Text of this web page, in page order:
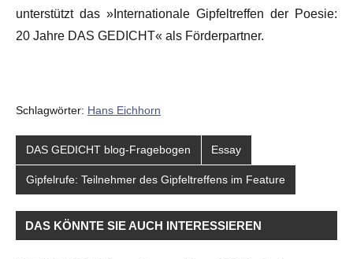
unterstützt das »Internationale Gipfeltreffen der Poesie:
20 Jahre DAS GEDICHT« als Förderpartner.
Schlagwörter: Hans Eichhorn
DAS GEDICHT blog-Fragebogen Essay
Gipfelrufe: Teilnehmer des Gipfeltreffens im Feature
DAS KÖNNTE SIE AUCH INTERESSIEREN